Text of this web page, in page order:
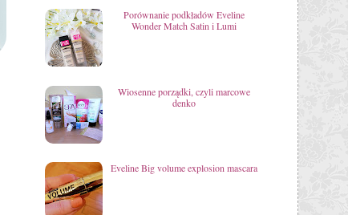
Porównanie podkładów Eveline
Wonder Match Satin i Lumi
Wiosenne porządki, czyli marcowe
denko
Eveline Big volume explosion mascara